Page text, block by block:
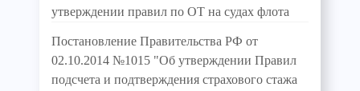
утверждении правил по ОТ на судах флота
Постановление Правительства РФ от
02.10.2014 №1015 "Об утверждении Правил
подсчета и подтверждения страхового стажа